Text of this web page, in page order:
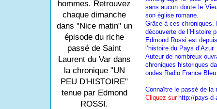
hommes. Retrouvez
chaque dimanche
dans "Nice matin" un
épisode du riche
passé de Saint
Laurent du Var dans
la chronique "UN
PEU D'HISTOIRE"
tenue par Edmond
ROSSI.
sans aucun doute le
son église romane.
Grâce à ces chroniques,
découverte de l’Histoire
Edmond Rossi est
l’histoire du Pays d’Azur.
Auteur de nombreux
chroniques historiques
ondes Radio France Bleu
Connaître le passé de la
Cliquez sur http://pays-